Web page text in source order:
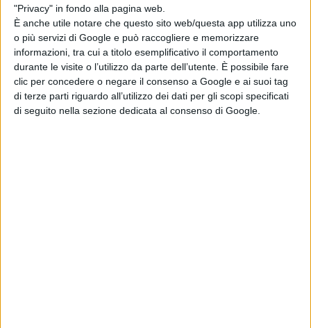
"Privacy" in fondo alla pagina web.
È anche utile notare che questo sito web/questa app utilizza uno
o più servizi di Google e può raccogliere e memorizzare
informazioni, tra cui a titolo esemplificativo il comportamento
durante le visite o l’utilizzo da parte dell’utente. È possibile fare
clic per concedere o negare il consenso a Google e ai suoi tag
di terze parti riguardo all’utilizzo dei dati per gli scopi specificati
di seguito nella sezione dedicata al consenso di Google.
ANCHE MANUEL AUTERI IN GIURIA AL